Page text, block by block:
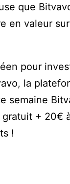
que
en valeur
pour
la
semaine
+ 20€
!